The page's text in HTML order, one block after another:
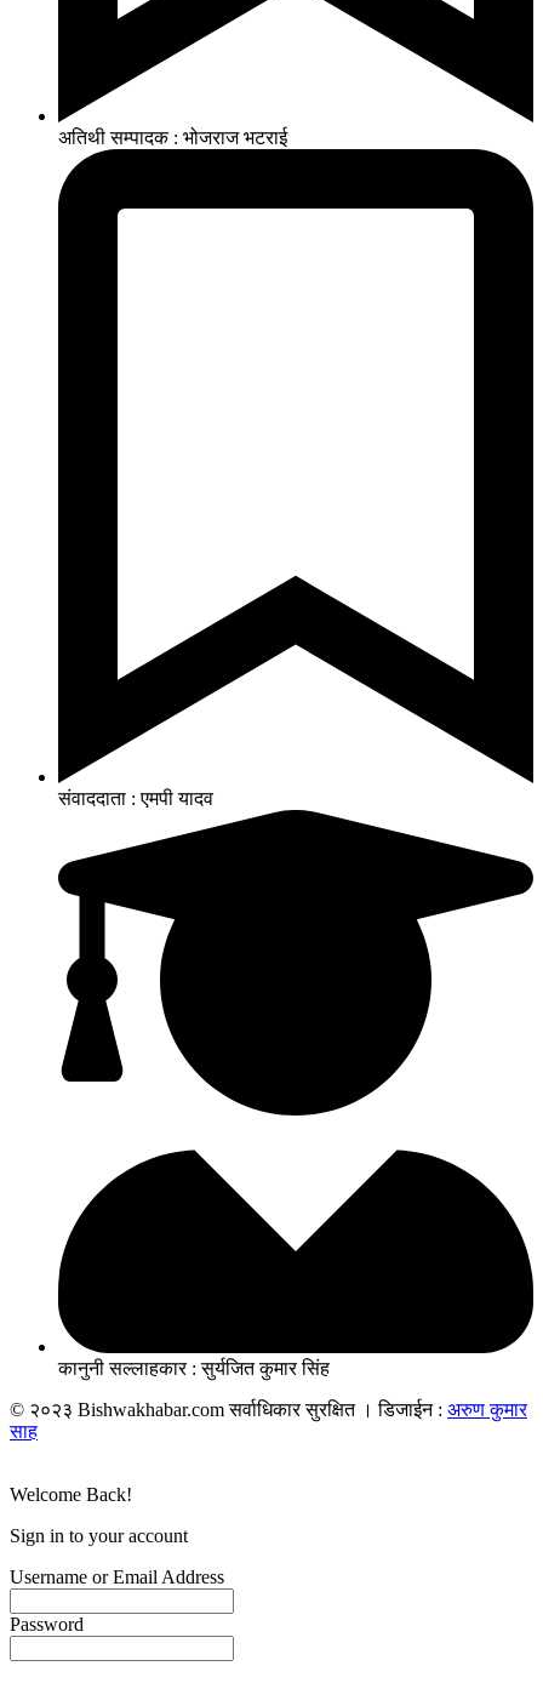
अतिथी सम्पादक : भोजराज भटराई
संवाददाता : एमपी यादव
कानुनी सल्लाहकार : सुर्यजित कुमार सिंह
© २०२३ Bishwakhabar.com सर्वाधिकार सुरक्षित । डिजाईन : अरुण कुमार
साह
Welcome Back!
Sign in to your account
Username or Email Address
Password